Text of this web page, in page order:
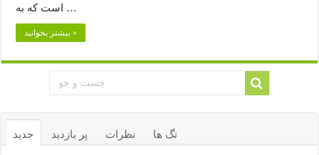
است که به …
بیشتر بخوانید »
جدید پر بازدید نظرات تگ ها